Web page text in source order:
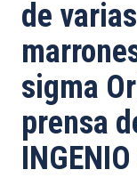
navegación
de
sigma
prensa